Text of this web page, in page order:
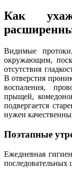
Как
Видимые
окружающим,
отсутствия
В отверстия
воспаления,
прыщей,
подвергается
нужен
Поэтапные
Ежедневная
последовательных